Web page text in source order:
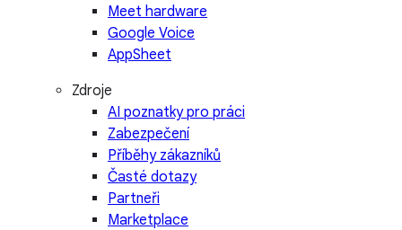
Meet hardware
Google Voice
AppSheet
Zdroje
AI poznatky pro práci
Zabezpečení
Příběhy zákazníků
Časté dotazy
Partneři
Marketplace